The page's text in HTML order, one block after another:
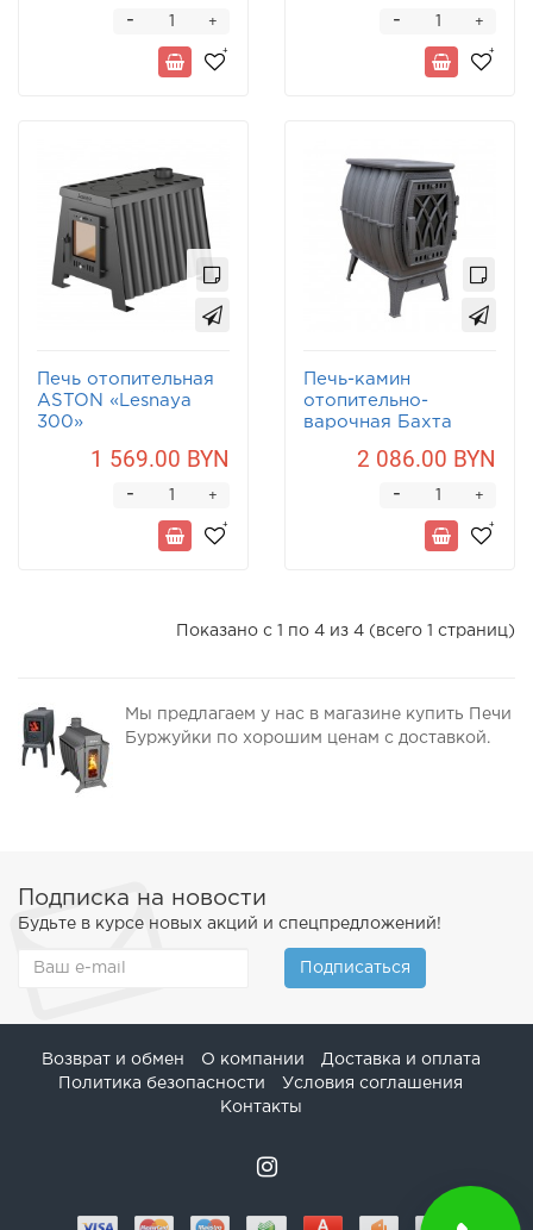
+
- +
-
Печь отопительная
ASTON «Lesnaya
300»
1 569.00 BYN
+
-
Печь-камин
отопительно-
варочная Бахта
2 086.00 BYN
+
-
Показано с 1 по 4 из 4 (всего 1 страниц)
Мы предлагаем у нас в магазине купить Печи
Буржуйки по хорошим ценам с доставкой.
Подписка на новости
Будьте в курсе новых акций и спецпредложений!
Подписаться
Возврат и обмен О компании
Доставка и оплата
Политика безопасности
Условия соглашения
Контакты